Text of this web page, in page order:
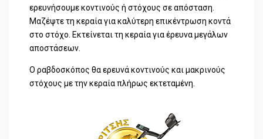
ερευνήσουμε κοντινούς ή στόχους σε απόσταση.
Μαζέψτε τη κεραία για καλύτερη επικέντρωση κοντά
στο στόχο. Εκτείνεται τη κεραία για έρευνα μεγάλων
αποστάσεων.
Ο ραβδοσκόπος θα ερευνά κοντινούς και μακρινούς
στόχους με την κεραία πλήρως εκτεταμένη.